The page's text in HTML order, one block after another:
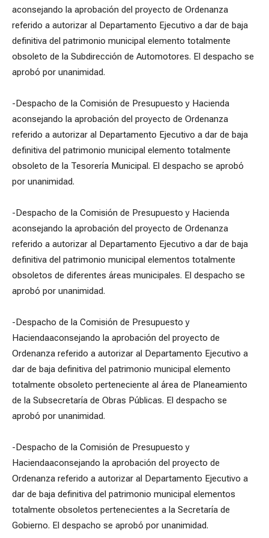
aconsejando la aprobación del proyecto de Ordenanza
referido a autorizar al Departamento Ejecutivo a dar de baja
definitiva del patrimonio municipal elemento totalmente
obsoleto de la Subdirección de Automotores. El despacho se
aprobó por unanimidad.
-Despacho de la Comisión de Presupuesto y Hacienda
aconsejando la aprobación del proyecto de Ordenanza
referido a autorizar al Departamento Ejecutivo a dar de baja
definitiva del patrimonio municipal elemento totalmente
obsoleto de la Tesorería Municipal. El despacho se aprobó
por unanimidad.
-Despacho de la Comisión de Presupuesto y Hacienda
aconsejando la aprobación del proyecto de Ordenanza
referido a autorizar al Departamento Ejecutivo a dar de baja
definitiva del patrimonio municipal elementos totalmente
obsoletos de diferentes áreas municipales. El despacho se
aprobó por unanimidad.
-Despacho de la Comisión de Presupuesto y
Haciendaaconsejando la aprobación del proyecto de
Ordenanza referido a autorizar al Departamento Ejecutivo a
dar de baja definitiva del patrimonio municipal elemento
totalmente obsoleto perteneciente al área de Planeamiento
de la Subsecretaría de Obras Públicas. El despacho se
aprobó por unanimidad.
-Despacho de la Comisión de Presupuesto y
Haciendaaconsejando la aprobación del proyecto de
Ordenanza referido a autorizar al Departamento Ejecutivo a
dar de baja definitiva del patrimonio municipal elementos
totalmente obsoletos pertenecientes a la Secretaría de
Gobierno. El despacho se aprobó por unanimidad.